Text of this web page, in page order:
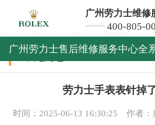
广州劳力士维修
400-805-
广州劳力士售后维修服务中心全
当前位置：广州劳力士维修中心>
常见问题
劳力士手表表针掉
时间：2025-06-13 16:30:25 作者：